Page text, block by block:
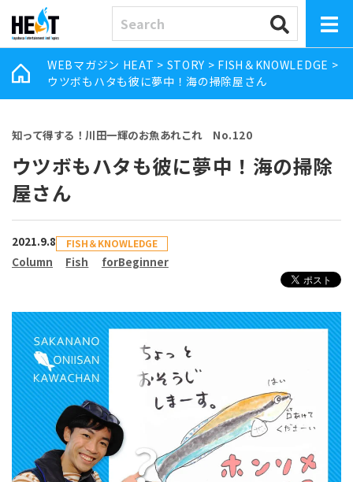
WEBマガジン HEAT > STORY > FISH＆KNOWLEDGE >
ウツボもハタも彼に夢中！海の掃除屋さん
知って得する！川田一輝のお魚あれこれ No.120
ウツボもハタも彼に夢中！海の掃除
屋さん
2021.9.8 FISH＆KNOWLEDGE
Column Fish forBeginner